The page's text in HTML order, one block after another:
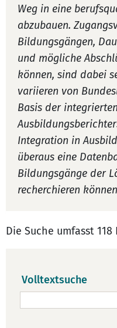
Weg in eine
abzubauen.
Bildungsgängen,
und mögliche
können, sind dabei
variieren von
Basis der
Integration in
überaus eine
Bildungsgänge der
recherchieren
Die Suche umfasst
Volltextsuche